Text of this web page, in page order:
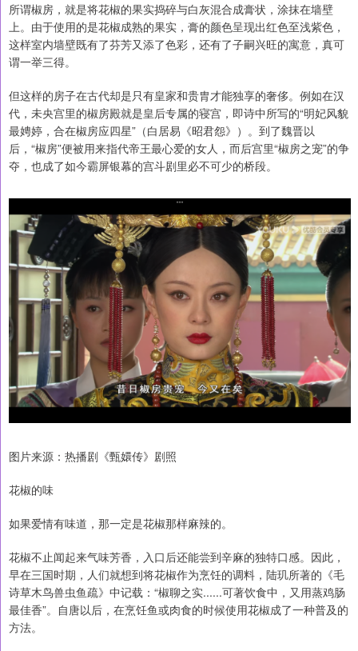
所谓椒房，就是将花椒的果实捣碎与白灰混合成膏状，涂抹在墙壁
上。由于使用的是花椒成熟的果实，膏的颜色呈现出红色至浅紫色，
这样室内墙壁既有了芬芳又添了色彩，还有了子嗣兴旺的寓意，真可
谓一举三得。
但这样的房子在古代却是只有皇家和贵胄才能独享的奢侈。例如在汉
代，未央宫里的椒房殿就是皇后专属的寝宫，即诗中所写的“明妃风貌
最娉婷，合在椒房应四星”（白居易《昭君怨》）。到了魏晋以
后，“椒房”便被用来指代帝王最心爱的女人，而后宫里“椒房之宠”的争
夺，也成了如今霸屏银幕的宫斗剧里必不可少的桥段。
图片来源：热播剧《甄嬛传》剧照
花椒的味
如果爱情有味道，那一定是花椒那样麻辣的。
花椒不止闻起来气味芳香，入口后还能尝到辛麻的独特口感。因此，
早在三国时期，人们就想到将花椒作为烹饪的调料，陆玑所著的《毛
诗草木鸟兽虫鱼疏》中记载：“椒聊之实......可著饮食中，又用蒸鸡肠
最佳香”。自唐以后，在烹饪鱼或肉食的时候使用花椒成了一种普及的
方法。